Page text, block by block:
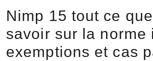
Nimp 15 tout ce
savoir sur la norme
exemptions et cas